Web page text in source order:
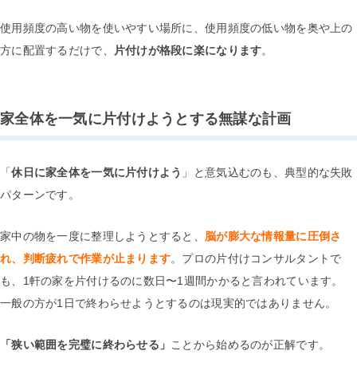
使用頻度の高い物を使いやすい場所に、使用頻度の低い物を奥や上の
方に配置するだけで、
片付けが格段に楽になります。
家全体を一気に片付けようとする無謀な計画
「休日に家全体を一気に片付けよう 」と意気込むのも、典型的な失敗
パターンです。
家中の物を一度に整理しようとすると、 脳が膨大な情報量に圧倒さ
れ、判断疲れで作業が止まります。プロの片付けコンサルタントで
も、1軒の家を片付けるのに数日〜1週間かかると言われています。
一般の方が1日で終わらせようとするのは現実的ではありません。
「狭い範囲を完璧に終わらせる」 ことから始めるのが正解です。